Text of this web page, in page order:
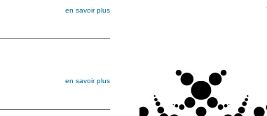
en savoir plus
en savoir plus